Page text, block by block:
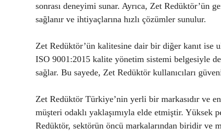
sonrası deneyimi sunar. Ayrıca, Zet Redüktör’ün
sağlanır ve ihtiyaçlarına hızlı çözümler sunulur.
Zet Redüktör’ün kalitesine dair bir diğer kanıt ise
ISO 9001:2015 kalite yönetim sistemi belgesiyle
sağlar. Bu sayede, Zet Redüktör kullanıcıları
Zet Redüktör Türkiye’nin yerli bir markasıdır ve
müşteri odaklı yaklaşımıyla elde etmiştir. Yüksek
Redüktör, sektörün öncü markalarından biridir ve